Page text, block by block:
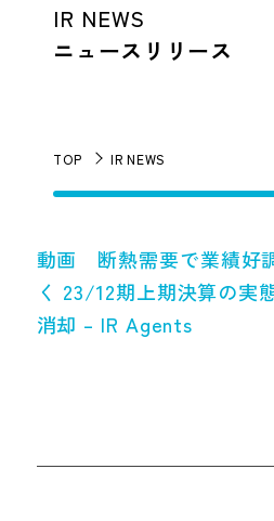
IR NEWS
ニュースリリース
TOP IR NEWS
動画 断熱需要で業績好
く 23/12期上期決算の実
消却 – IR Agents